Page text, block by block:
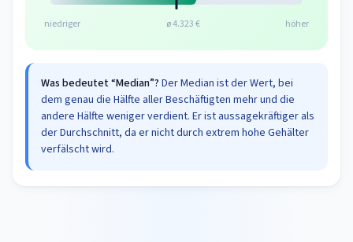
niedriger ø 4.323 € höher
Was bedeutet “Median”? Der Median ist der Wert, bei
dem genau die Hälfte aller Beschäftigten mehr und die
andere Hälfte weniger verdient. Er ist aussagekräftiger als
der Durchschnitt, da er nicht durch extrem hohe Gehälter
verfälscht wird.